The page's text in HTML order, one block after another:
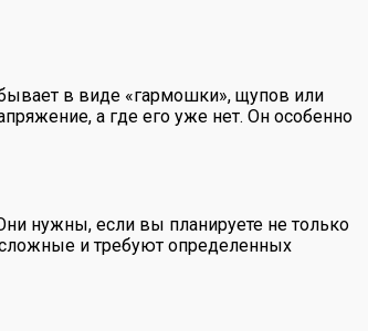
бывает в виде «гармошки», щупов или
а где его уже нет. Он особенно
нужны, если вы планируете не только
сложные и требуют определенных